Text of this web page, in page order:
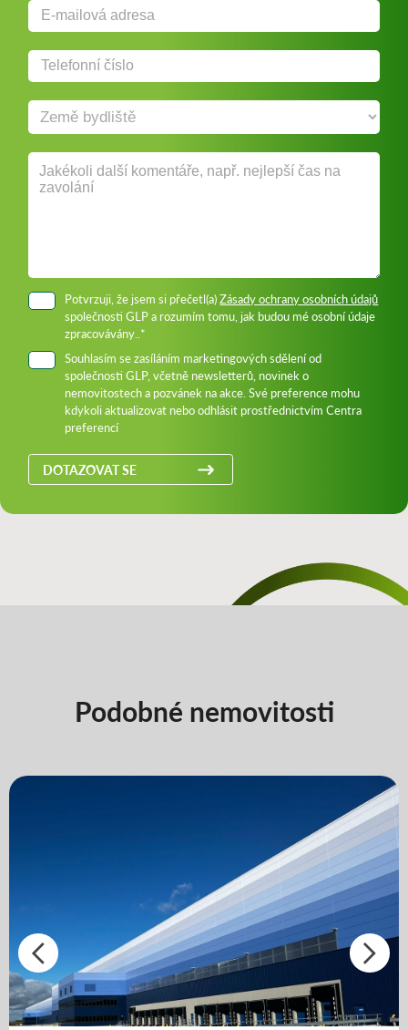
Potvrzuji, že jsem si přečetl(a)Zásady ochrany osobních údajů
společnosti GLP a rozumím tomu, jak budou mé osobní údaje
zpracovávány..*
Souhlasím se zasíláním marketingových sdělení od
společnosti GLP, včetně newsletterů, novinek o
nemovitostech a pozvánek na akce. Své preference mohu
kdykoli aktualizovat nebo odhlásit prostřednictvím Centra
preferencí
DOTAZOVAT SE
Podobné nemovitosti